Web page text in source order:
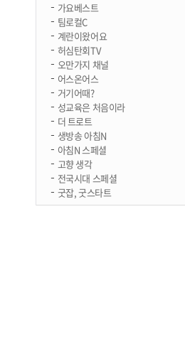
가요베스트
팀로컬C
계란이왔어요
허심탄회TV
오만가지 채널
어스온어스
거기어때?
성교육은 처음이라
더 트로트
생방송 아침N
아침N 스페셜
고향 생각
전국시대 스페셜
굿잡, 굿스타트